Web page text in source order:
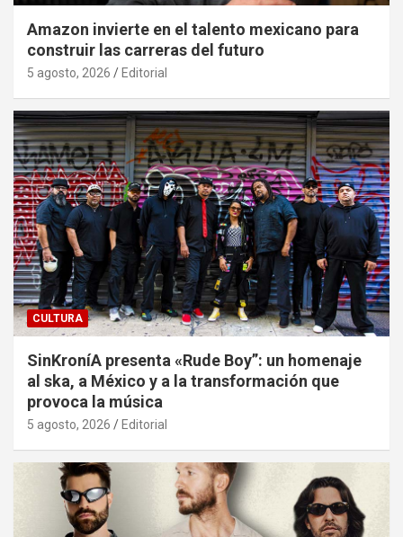
Amazon invierte en el talento mexicano para
construir las carreras del futuro
5 agosto, 2026 Editorial
CULTURA
SinKroníA presenta «Rude Boy”: un homenaje
al ska, a México y a la transformación que
provoca la música
5 agosto, 2026 Editorial